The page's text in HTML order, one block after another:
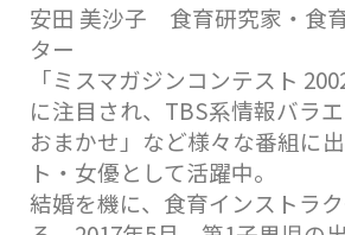
安田 美沙子 食育研究家・食
ター
「ミスマガジンコンテスト
に注目され、TBS系情報バラ
おまかせ」など様々な番組に
ト・女優として活躍中。
結婚を機に、食育インストラ